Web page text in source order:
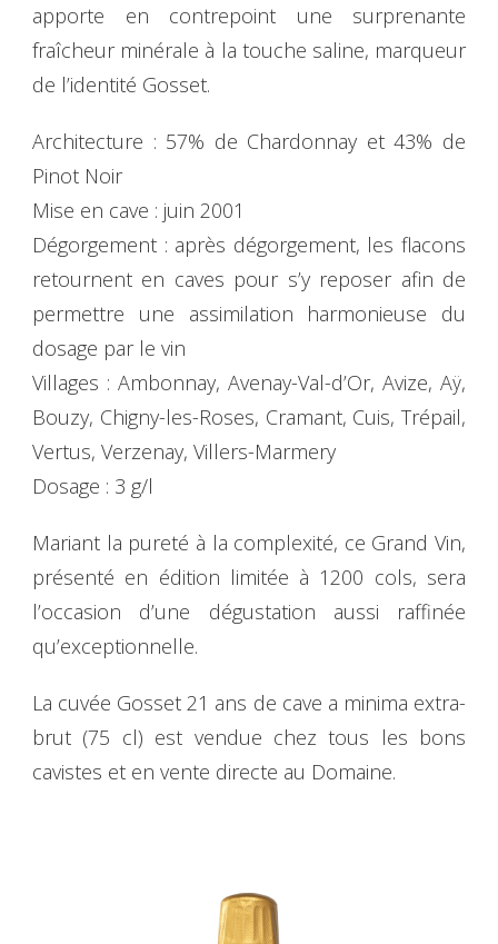
apporte en contrepoint une surprenante
fraîcheur minérale à la touche saline, marqueur
de l’identité Gosset.
Architecture : 57% de Chardonnay et 43% de
Pinot Noir
Mise en cave : juin 2001
Dégorgement : après dégorgement, les flacons
retournent en caves pour s’y reposer afin de
permettre une assimilation harmonieuse du
dosage par le vin
Villages : Ambonnay, Avenay-Val-d’Or, Avize, Aÿ,
Bouzy, Chigny-les-Roses, Cramant, Cuis, Trépail,
Vertus, Verzenay, Villers-Marmery
Dosage : 3 g/l
Mariant la pureté à la complexité, ce Grand Vin,
présenté en édition limitée à 1200 cols, sera
l’occasion d’une dégustation aussi raffinée
qu’exceptionnelle.
La cuvée Gosset 21 ans de cave a minima extra-
brut (75 cl) est vendue chez tous les bons
cavistes et en vente directe au Domaine.